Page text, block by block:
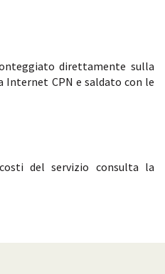
direttamente sulla
CPN e saldato con le
del servizio consulta la